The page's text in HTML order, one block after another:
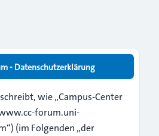
- Datenschutzerklärung
wie „Campus-Center
forum.uni-
(im Folgenden „der